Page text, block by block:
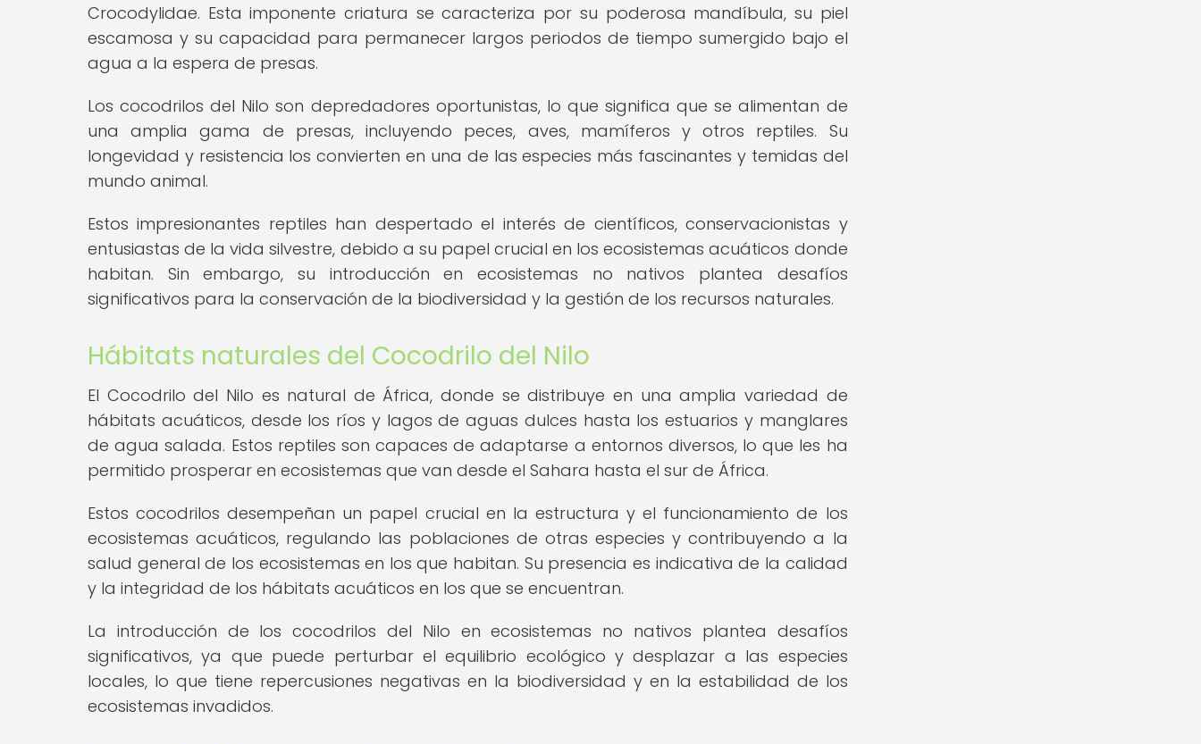
Crocodylidae. Esta imponente criatura se caracteriza por su poderosa mandíbula, su piel
escamosa y su capacidad para permanecer largos periodos de tiempo sumergido bajo el
agua a la espera de presas.
Los cocodrilos del Nilo son depredadores oportunistas, lo que significa que se alimentan de
una amplia gama de presas, incluyendo peces, aves, mamíferos y otros reptiles. Su
longevidad y resistencia los convierten en una de las especies más fascinantes y temidas del
mundo animal.
Estos impresionantes reptiles han despertado el interés de científicos, conservacionistas y
entusiastas de la vida silvestre, debido a su papel crucial en los ecosistemas acuáticos donde
habitan. Sin embargo, su introducción en ecosistemas no nativos plantea desafíos
significativos para la conservación de la biodiversidad y la gestión de los recursos naturales.
Hábitats naturales del Cocodrilo del Nilo
El Cocodrilo del Nilo es natural de África, donde se distribuye en una amplia variedad de
hábitats acuáticos, desde los ríos y lagos de aguas dulces hasta los estuarios y manglares
de agua salada. Estos reptiles son capaces de adaptarse a entornos diversos, lo que les ha
permitido prosperar en ecosistemas que van desde el Sahara hasta el sur de África.
Estos cocodrilos desempeñan un papel crucial en la estructura y el funcionamiento de los
ecosistemas acuáticos, regulando las poblaciones de otras especies y contribuyendo a la
salud general de los ecosistemas en los que habitan. Su presencia es indicativa de la calidad
y la integridad de los hábitats acuáticos en los que se encuentran.
La introducción de los cocodrilos del Nilo en ecosistemas no nativos plantea desafíos
significativos, ya que puede perturbar el equilibrio ecológico y desplazar a las especies
locales, lo que tiene repercusiones negativas en la biodiversidad y en la estabilidad de los
ecosistemas invadidos.